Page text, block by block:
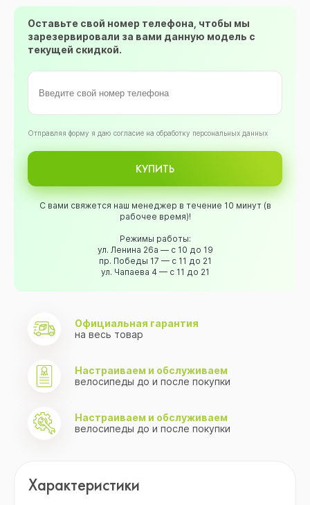
Оставьте свой номер телефона, чтобы мы
зарезервировали за вами данную модель с
текущей скидкой.
Oтправляя форму я даю согласие на обработку персональных данных
КУПИТЬ
С вами свяжется наш менеджер в течение 10 минут (в
рабочее время)!
Режимы работы:
ул. Ленина 26а — с 10 до 19
пр. Победы 17 — с 11 до 21
ул. Чапаева 4 — с 11 до 21
Официальная гарантия
на весь товар
Настраиваем и обслуживаем
велосипеды до и после покупки
Настраиваем и обслуживаем
велосипеды до и после покупки
Характеристики